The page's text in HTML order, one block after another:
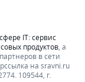
IT: сервис
продуктов , а
в сети
на sravni.ru
109544, г.